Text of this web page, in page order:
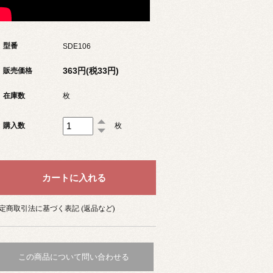
型番 SDE106
販売価格 363円(税33円)
在庫数 枚
購入数 枚
商取引法に基づく表記 (返品など)
この商品について問い合わせる